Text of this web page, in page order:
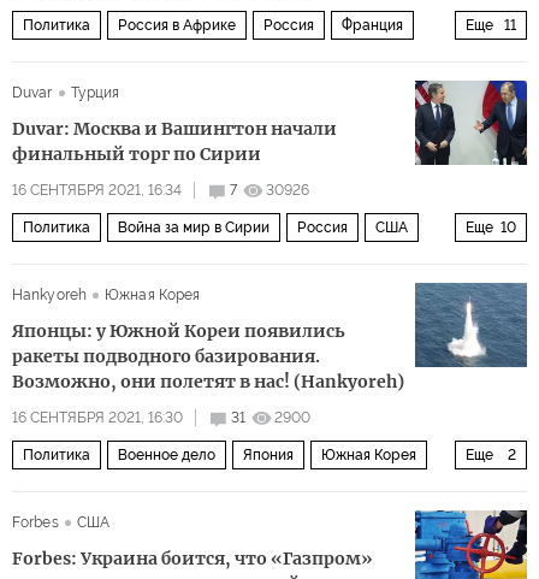
Еще 11
Политика Россия в Африке Россия Франция
военная хунта протест приглашение
военные
Duvar Турция
Duvar: Москва и Вашингтон начали
финальный торг по Сирии
16 СЕНТЯБРЯ 2021, 16:34 7 30926
Еще 10
Политика Война за мир в Сирии Россия США
Гейр Педерсен сирийский кризис курды
Россия в Сирии
Hankyoreh Южная Корея
Японцы: у Южной Кореи появились
ракеты подводного базирования.
Возможно, они полетят в нас! (Hankyoreh)
16 СЕНТЯБРЯ 2021, 16:30 31 2900
Еще 2
Политика Военное дело Япония Южная Корея
Forbes
США
Forbes: Украина боится, что «Газпром»